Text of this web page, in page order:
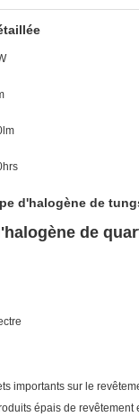
d'halogène de
de
importants sur le
épais de